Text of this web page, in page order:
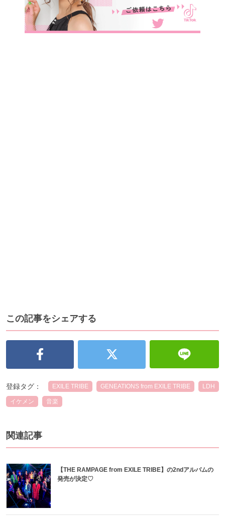
この記事をシェアする
登録タグ： EXILE TRIBE GENEATIONS from EXILE TRIBE LDH
イケメン 音楽
関連記事
【THE RAMPAGE from EXILE TRIBE】の2ndアルバムの
発売が決定♡